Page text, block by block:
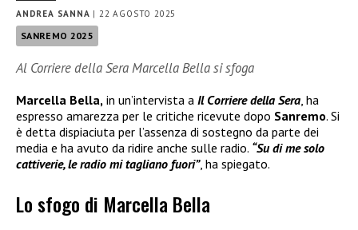
ANDREA SANNA |22 AGOSTO 2025
SANREMO 2025
Al Corriere della Sera Marcella Bella si sfoga
Marcella Bella, in un’intervista a Il Corriere della Sera , ha
espresso amarezza per le critiche ricevute dopo Sanremo. Si
è detta dispiaciuta per l’assenza di sostegno da parte dei
media e ha avuto da ridire anche sulle radio. “Su di me solo
cattiverie, le radio mi tagliano fuori”, ha spiegato.
Lo sfogo di Marcella Bella